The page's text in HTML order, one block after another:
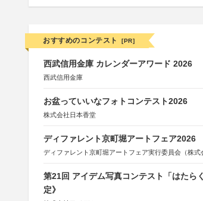
おすすめのコンテスト [PR]
西武信用金庫 カレンダーアワード 2026
西武信用金庫
お盆っていいなフォトコンテスト2026
株式会社日本香堂
ディファレント京町堀アートフェア2026
ディファレント京町堀アートフェア実行委員会（株式
第21回 アイデム写真コンテスト「はたら
定》